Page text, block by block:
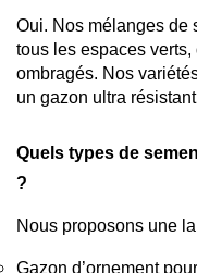
Oui. Nos mélanges de
tous les espaces verts,
ombragés. Nos
un gazon ultra
Quels types de
?
Nous proposons une
Gazon d’ornement